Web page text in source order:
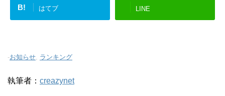
B! はてブ LINE
-お知らせ, ランキング
執筆者： creazynet